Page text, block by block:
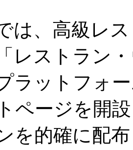
は、高級レ
レストラン
ラットフォ
ページを開
を的確に配